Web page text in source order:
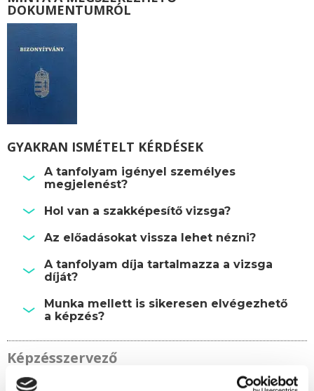
DOKUMENTUMRÓL
GYAKRAN ISMÉTELT KÉRDÉSEK
A tanfolyam igényel személyes
megjelenést?
Hol van a szakképesítő vizsga?
Az előadásokat vissza lehet nézni?
A tanfolyam díja tartalmazza a vizsga
díját?
Munka mellett is sikeresen elvégezhető
a képzés?
Képzésszervező